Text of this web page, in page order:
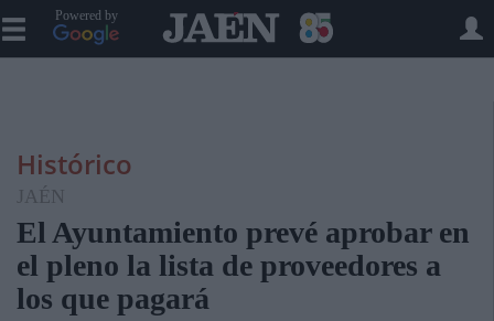
Powered by
Histórico
JAÉN
El Ayuntamiento prevé aprobar en
el pleno la lista de proveedores a
los que pagará